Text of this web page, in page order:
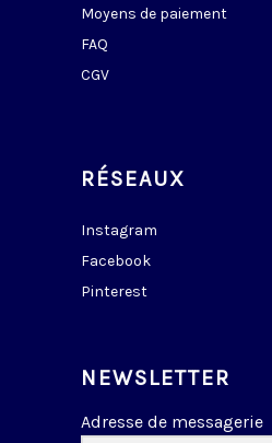
Moyens de paiement
FAQ
CGV
RÉSEAUX
Instagram
Facebook
Pinterest
NEWSLETTER
Adresse de messagerie